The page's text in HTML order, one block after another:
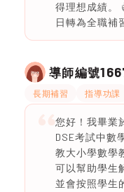
得理想成績。
日轉為全職補
導師編號
長期補習 指導功課
您好！我畢業
DSE考試中數
教大小學數學
可以幫助學生
並會按照學生